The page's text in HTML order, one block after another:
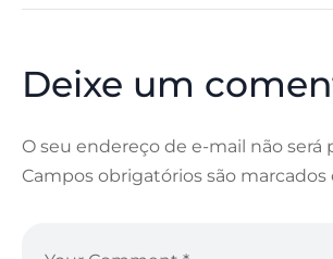
Deixe um
O seu endereço de e-mail não será
Campos obrigatórios são marcados